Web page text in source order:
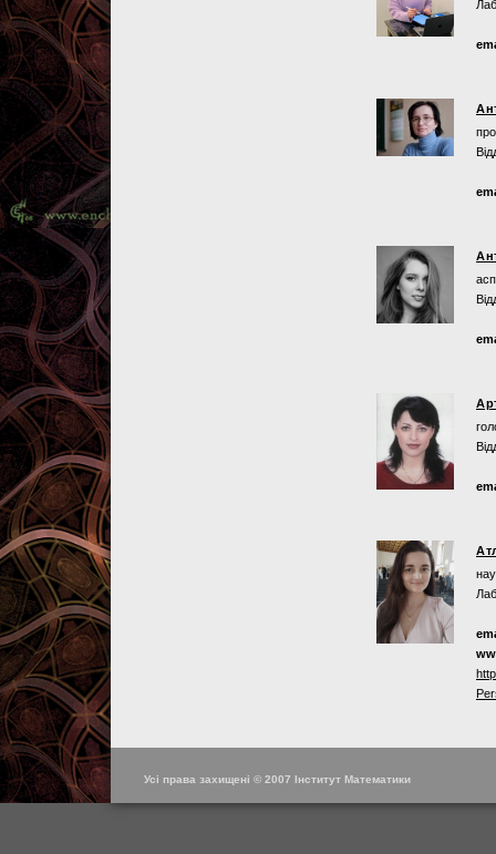
Усі права захищені © 2007 Інститут Математики